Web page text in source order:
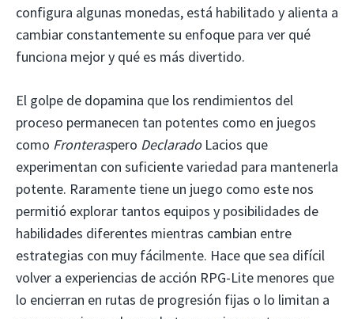
configura algunas monedas, está habilitado y alienta a
cambiar constantemente su enfoque para ver qué
funciona mejor y qué es más divertido.
El golpe de dopamina que los rendimientos del
proceso permanecen tan potentes como en juegos
como Fronteraspero DeclaradoLacios que
experimentan con suficiente variedad para mantenerla
potente. Raramente tiene un juego como este nos
permitió explorar tantos equipos y posibilidades de
habilidades diferentes mientras cambian entre
estrategias con muy fácilmente. Hace que sea difícil
volver a experiencias de acción RPG-Lite menores que
lo encierran en rutas de progresión fijas o lo limitan a